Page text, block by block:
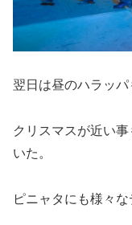
翌日は昼のハラッパ
クリスマスが近い
いた。
ピニャタにも様々